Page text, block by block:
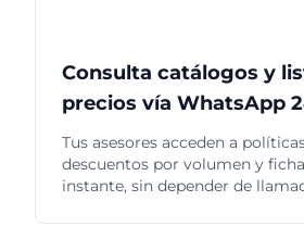
Consulta catálogos y
precios vía WhatsApp
Tus asesores acceden a
descuentos por volumen y
instante, sin depender de